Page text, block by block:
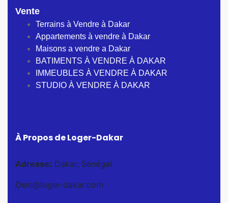
Vente
Terrains à Vendre à Dakar
Appartements à vendre à Dakar
Maisons a vendre a Dakar
BATIMENTS À VENDRE À DAKAR
IMMEUBLES À VENDRE À DAKAR
STUDIO À VENDRE À DAKAR
À Propos de Loger-Dakar
Adresse: Dakar, Sénégal
Osm@loger-dakar.com